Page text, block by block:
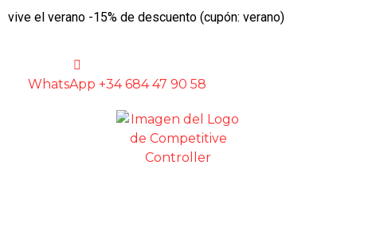
vive el verano -15% de descuento (cupón: verano)
WhatsApp +34 684 47 90 58